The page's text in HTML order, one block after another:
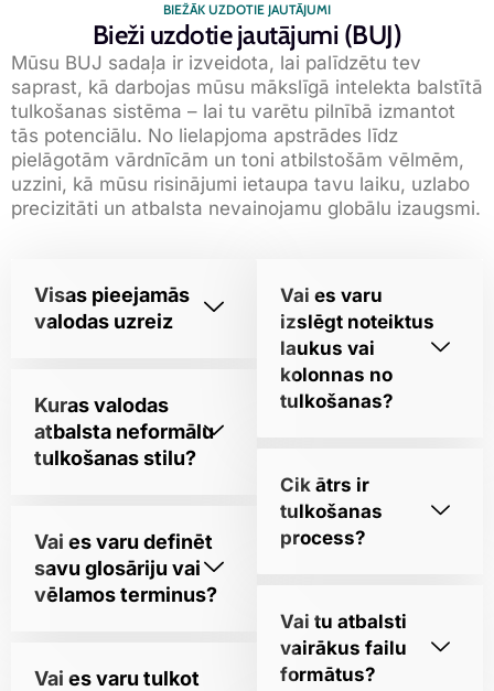
BIEŽĀK UZDOTIE JAUTĀJUMI
Bieži uzdotie jautājumi (BUJ)
Mūsu BUJ sadaļa ir izveidota, lai palīdzētu tev
saprast, kā darbojas mūsu mākslīgā intelekta balstītā
tulkošanas sistēma – lai tu varētu pilnībā izmantot
tās potenciālu. No lielapjoma apstrādes līdz
pielāgotām vārdnīcām un toni atbilstošām vēlmēm,
uzzini, kā mūsu risinājumi ietaupa tavu laiku, uzlabo
precizitāti un atbalsta nevainojamu globālu izaugsmi.
Visas pieejamās
valodas uzreiz
Kuras valodas
atbalsta neformālu
tulkošanas stilu?
Vai es varu definēt
savu glosāriju vai
vēlamos terminus?
Vai es varu tulkot
Vai es varu
izslēgt noteiktus
laukus vai
kolonnas no
tulkošanas?
Cik ātrs ir
tulkošanas
process?
Vai tu atbalsti
vairākus failu
formātus?